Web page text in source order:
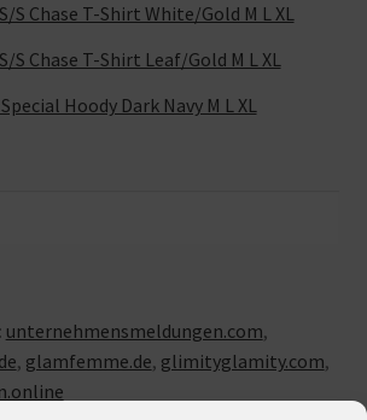
S Chase T-Shirt White/Gold M L XL
S Chase T-Shirt Leaf/Gold M L XL
Hoody Dark Navy M L XL
unternehmensmeldungen.com,
, glamfemme.de, glimityglamity.com,